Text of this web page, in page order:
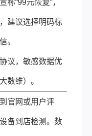
“99元恢复”，
建议选择明码标
。
议，敏感数据优
数维）。
官网或用户评
备到店检测。数